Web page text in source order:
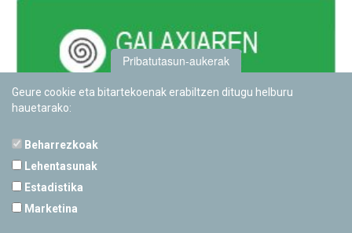
Pribatutasun-aukerak
Geure cookie eta bitartekoenak erabiltzen ditugu helburu
hauetarako:
Beharrezkoak
Lehentasunak
Estadistika
Marketina